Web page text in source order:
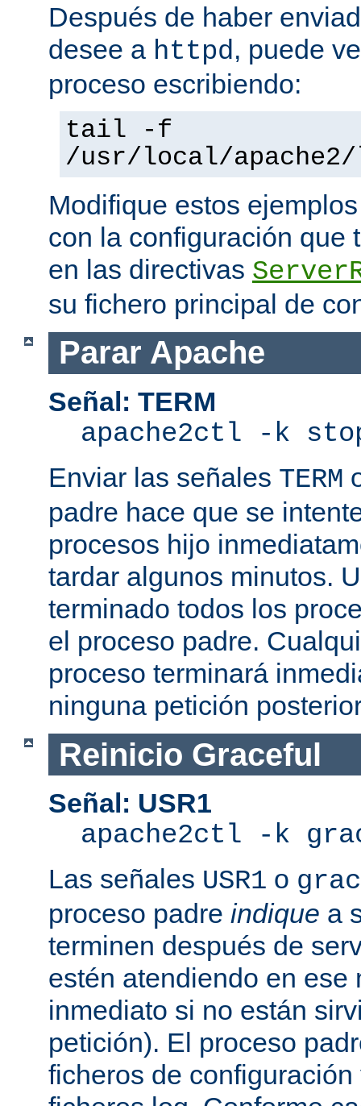
Después de haber
desee a httpd, puede
proceso escribiendo:
tail -f
/usr/local/
Modifique estos
con la configuración que
en las directivas
su fichero principal de
Parar Apache
Señal: TERM
apache2ctl -k
Enviar las señales TERM
padre hace que se
procesos hijo
tardar algunos minutos.
terminado todos los
el proceso padre.
proceso terminará
ninguna petición
Reinicio Graceful
Señal: USR1
apache2ctl -k
Las señales USR1 o
proceso padre indique a
terminen después de
estén atendiendo en ese
inmediato si no están
petición). El proceso
ficheros de